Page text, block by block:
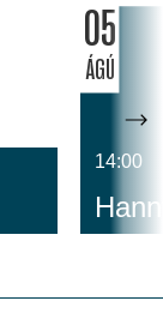
05
ÁGÚ
14:00